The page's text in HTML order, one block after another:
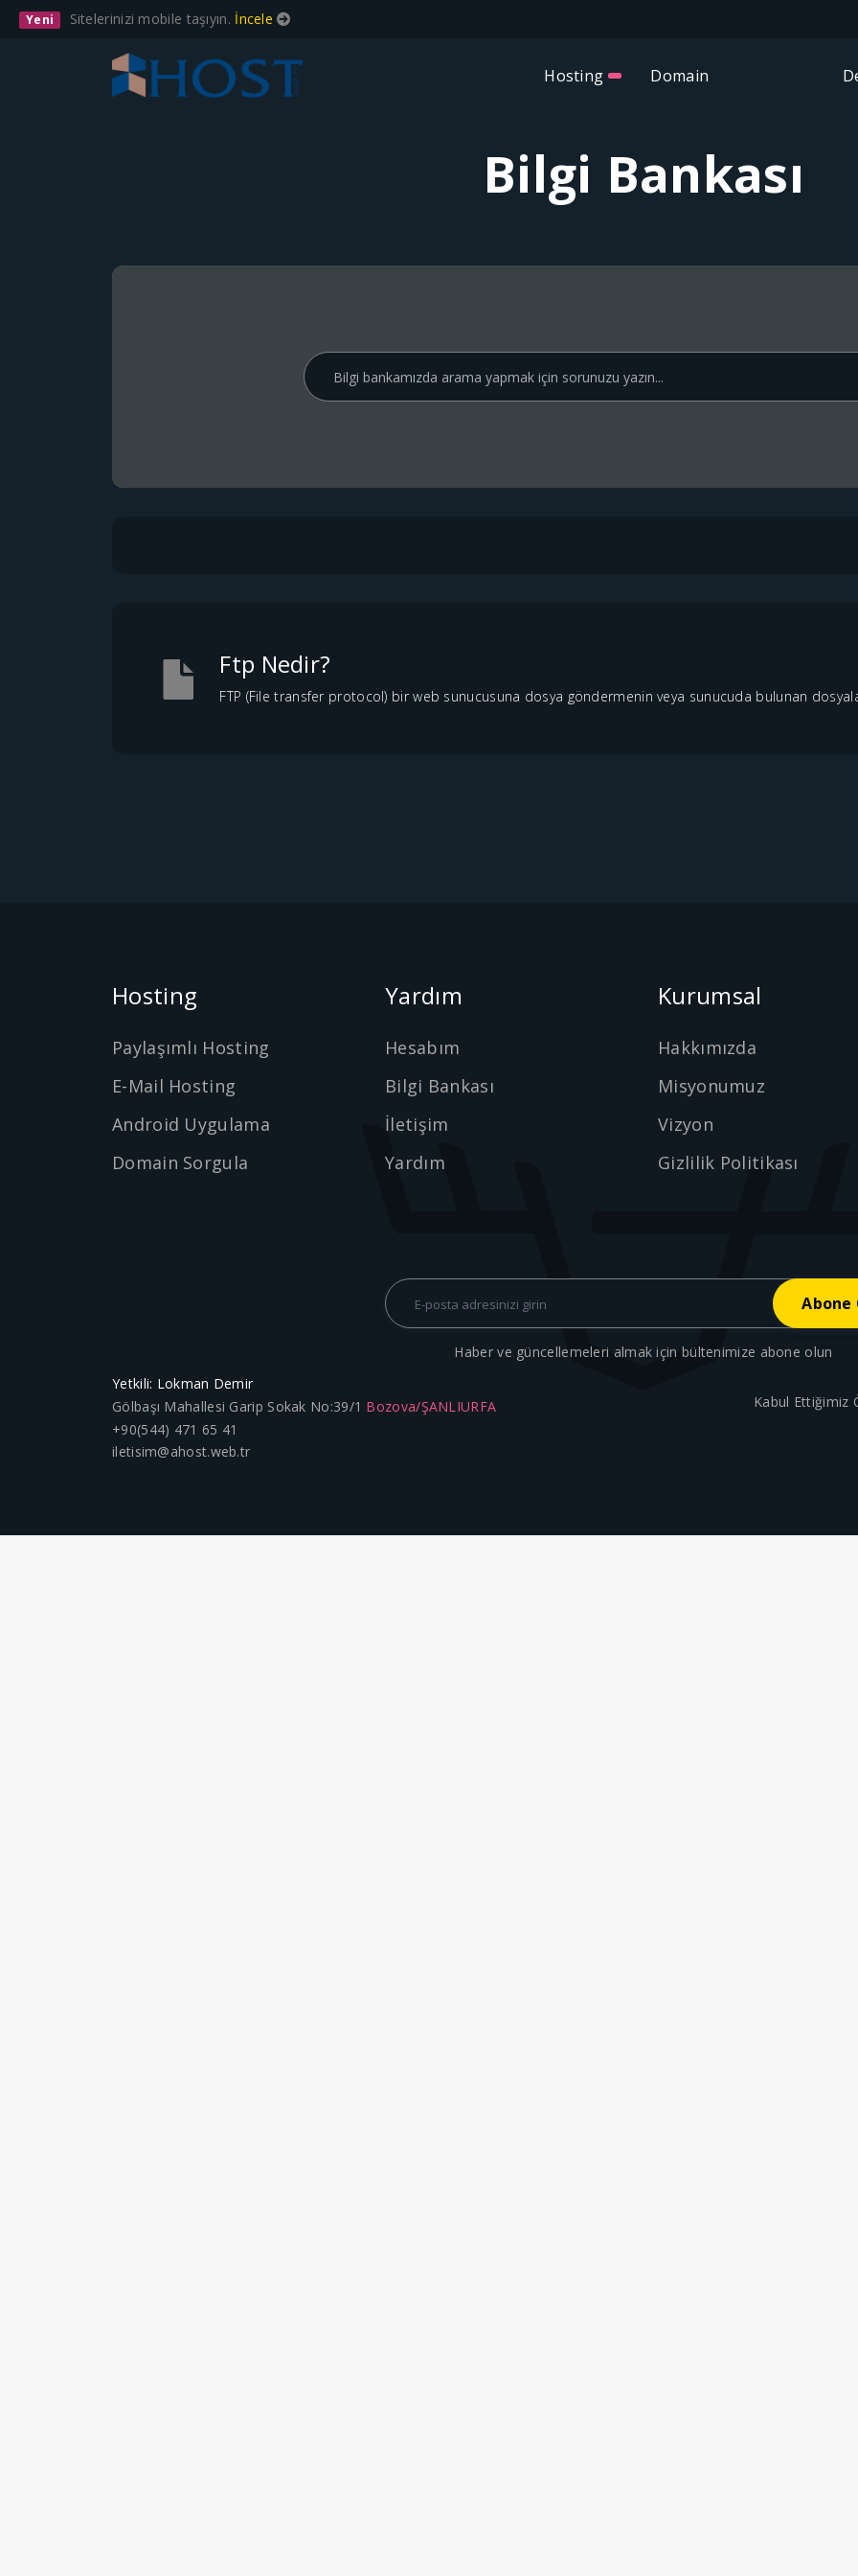
Yeni Sitelerinizi mobile taşıyın. İncele
Hosting Domain
Bilgi Bankası
Ftp Nedir?
FTP (File transfer protocol) bir web sunucusuna dosya göndermenin veya sunucuda bulunan
Hosting
Paylaşımlı Hosting
E-Mail Hosting
Android Uygulama
Domain Sorgula
Yardım
Hesabım
Bilgi Bankası
İletişim
Yardım
Kurumsal
Hakkımızda
Misyonumuz
Vizyon
Gizlilik Politikası
Haber ve güncellemeleri almak için bültenimize abone olun
Yetkili: Lokman Demir
Gölbaşı Mahallesi Garip Sokak No:39/1 Bozova/ŞANLIURFA
+90(544) 471 65 41
iletisim@ahost.web.tr
Kabul Ettiğimiz